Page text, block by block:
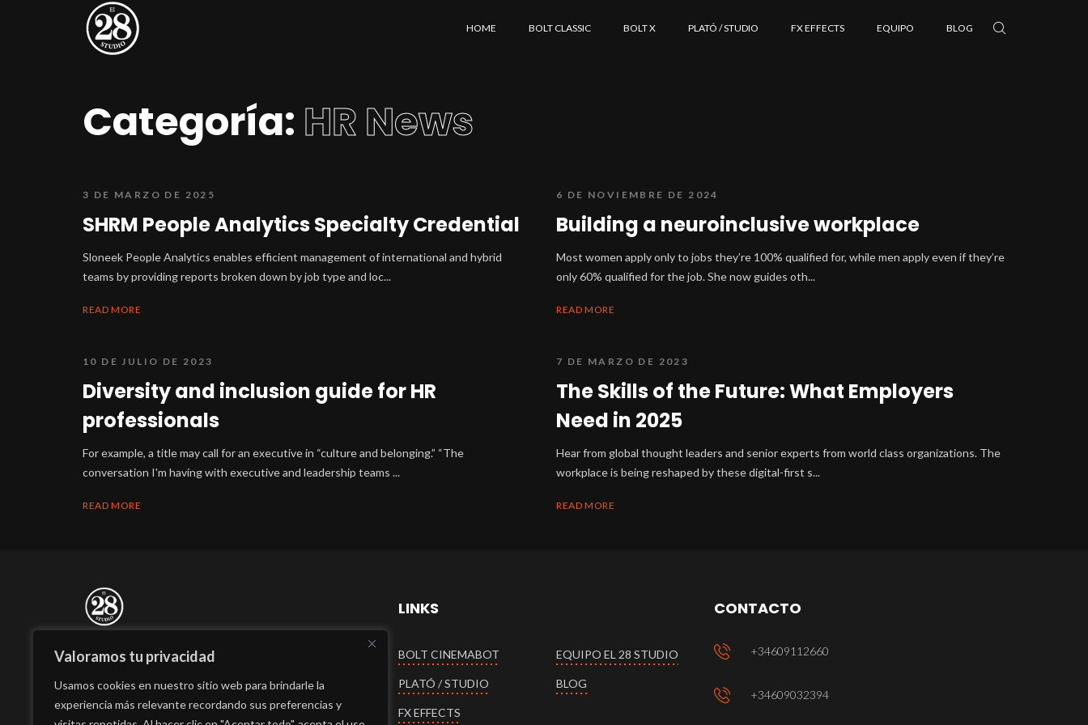
Valoramos tu privacidad
Usamos cookies en nuestro sitio web para brindarle la
experiencia más relevante recordando sus preferencias y
HOME BOLT CLASSIC BOLT X PLATÓ / STUDIO FX EFFECTS EQUIPO BLOG
Categoría: HR News
3 DE MARZO DE 2025
SHRM People Analytics Specialty Credential
Sloneek People Analytics enables efficient management of international and hybrid
teams by providing reports broken down by job type and loc...
READ MORE
6 DE NOVIEMBRE DE 2024
Building a neuroinclusive workplace
Most women apply only to jobs they’re 100% qualified for, while men apply even if they’re
only 60% qualified for the job. She now guides oth...
READ MORE
10 DE JULIO DE 2023
Diversity and inclusion guide for HR
professionals
For example, a title may call for an executive in “culture and belonging.” “The
conversation I'm having with executive and leadership teams ...
READ MORE
7 DE MARZO DE 2023
The Skills of the Future: What Employers
Need in 2025
Hear from global thought leaders and senior experts from world class organizations. The
workplace is being reshaped by these digital-first s...
READ MORE
El 28 Studio está compuesto por un equipo de
profesionales con más de 20 años de experiencia en
el sector, impulsados por dos valores: pasión y
curiosidad, motores que nos permiten seguir
LINKS
BOLT CINEMABOT
PLATÓ / STUDIO
FX EFFECTS
EQUIPO EL 28 STUDIO
BLOG
CONTACTO
+34609112660
+34609032394